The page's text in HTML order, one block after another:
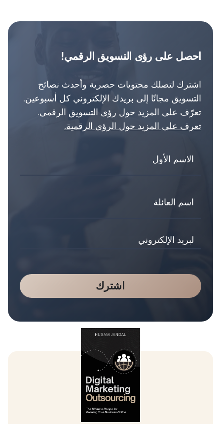
احصل على رؤى التسويق الرقمي!
اشترك لتصلك محتويات حصرية وأحدث نصائح
التسويق مجانًا إلى بريدك الإلكتروني كل أسبوعين.
تعرّف على المزيد حول رؤى التسويق الرقمي.
تعرف على المزيد حول الرؤى الرقمية.
اشترك